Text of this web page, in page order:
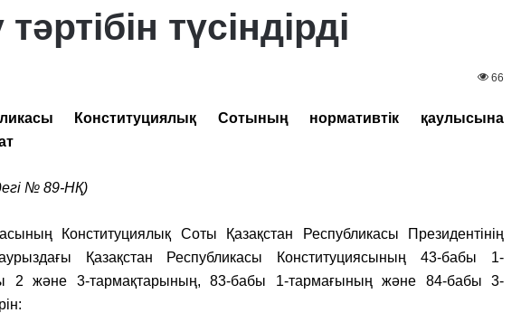
түсіндірді
66
Конституциялық Сотының нормативтік қаулысына
№ 89-НҚ)
Конституциялық Соты Қазақстан Республикасы Президентінің
Қазақстан Республикасы Конституциясының 43-бабы 1-
2 және 3-тармақтарының, 83-бабы 1-тармағының және 84-бабы 3-